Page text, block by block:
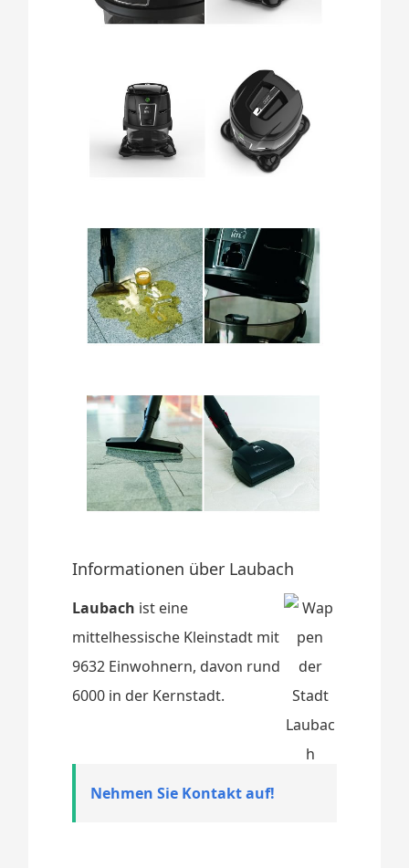
Informationen über Laubach
Laubach ist eine
mittelhessische Kleinstadt mit
9632 Einwohnern, davon rund
6000 in der Kernstadt.
Nehmen Sie Kontakt auf!